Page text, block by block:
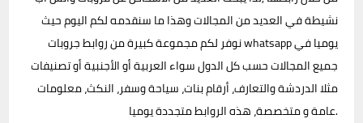
نشيطة في العديد من المجالات وهذا ما سنقدمه لكم اليوم حيث
نوفر لكم مجموعة كبيرة من روابط جروبات whatsapp يوميا في
جميع المجالات حسب كل الدول سواء العربية أو الأجنبية أو تصنيفات
مثلا الدردشة والتعارف، أرقام بنات، سياحة وسفر، النكث، معلومات
عامة و متخصصة، هذه الروابط متجددة يوميا.